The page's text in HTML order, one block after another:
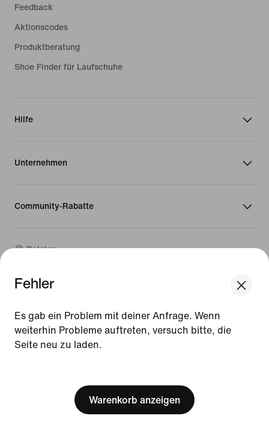
Fehler
Es gab ein Problem mit deiner Anfrage. Wenn
weiterhin Probleme auftreten, versuch bitte, die
Seite neu zu laden.
Warenkorb anzeigen
Feedback
Aktionscodes
Produktberatung
Shoe Finder für Laufschuhe
Hilfe
Unternehmen
Community-Rabatte
Belgien
© 2026Nike, Inc. Alle Rechte vorbehalten
Nutzungsbedingungen
Verkaufsbedingungen
Impressum